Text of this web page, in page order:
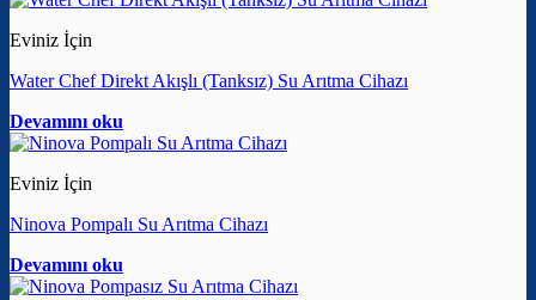
Eviniz İçin
Water Chef Direkt Akışlı (Tanksız) Su Arıtma Cihazı
Devamını oku
Eviniz İçin
Ninova Pompalı Su Arıtma Cihazı
Devamını oku